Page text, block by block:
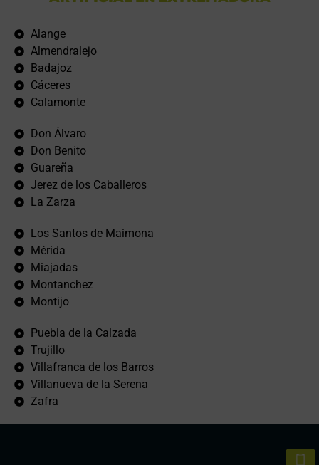
Alange
Almendralejo
Badajoz
Cáceres
Calamonte
Don Álvaro
Don Benito
Guareña
Jerez de los Caballeros
La Zarza
Los Santos de Maimona
Mérida
Miajadas
Montanchez
Montijo
Puebla de la Calzada
Trujillo
Villafranca de los Barros
Villanueva de la Serena
Zafra